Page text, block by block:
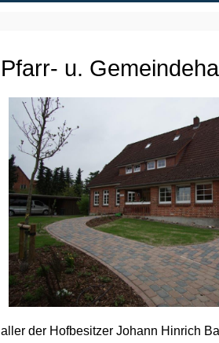
Pfarr- u.
aller der Hofbesitzer Johann Hinrich